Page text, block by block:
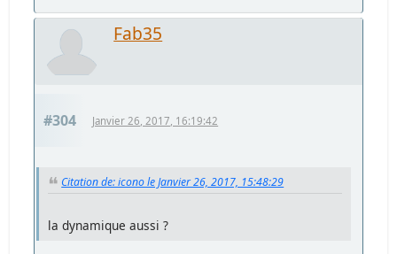
Fab35
#304 Janvier 26, 2017, 16:19:42
Citation de: icono le Janvier 26, 2017, 15:48:29
la dynamique aussi ?